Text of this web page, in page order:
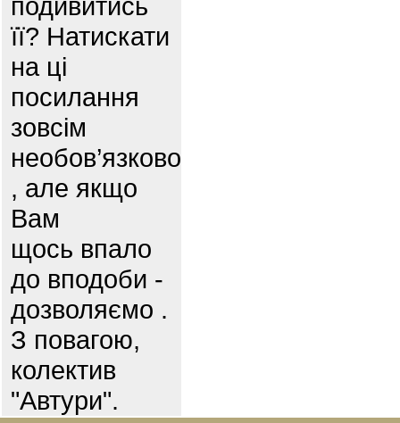
її? Натискати
на ці
посилання
зовсім
необов’язково
, але якщо
Вам
щось впало
до вподоби -
дозволяємо .
З повагою,
колектив
"Автури".